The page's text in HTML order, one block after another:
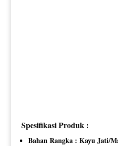
Spesifikasi Produk :
Bahan Rangka : Kayu Jati/